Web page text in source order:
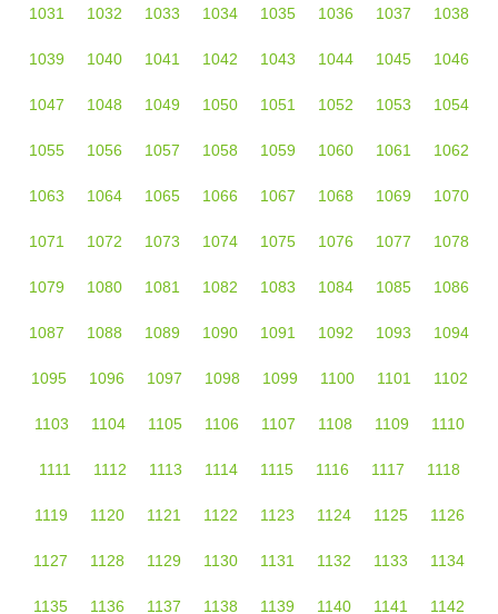
1031 1032 1033 1034 1035 1036 1037 1038
1039 1040 1041 1042 1043 1044 1045 1046
1047 1048 1049 1050 1051 1052 1053 1054
1055 1056 1057 1058 1059 1060 1061 1062
1063 1064 1065 1066 1067 1068 1069 1070
1071 1072 1073 1074 1075 1076 1077 1078
1079 1080 1081 1082 1083 1084 1085 1086
1087 1088 1089 1090 1091 1092 1093 1094
1095 1096 1097 1098 1099 1100 1101 1102
1103 1104 1105 1106 1107 1108 1109 1110
1111 1112 1113 1114 1115 1116 1117 1118
1119 1120 1121 1122 1123 1124 1125 1126
1127 1128 1129 1130 1131 1132 1133 1134
1135 1136 1137 1138 1139 1140 1141 1142